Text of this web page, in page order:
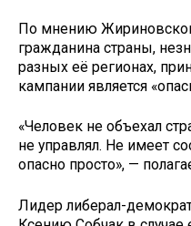
По мнению
гражданина страны,
разных её регионах,
кампании является
«Человек не объехал
не управлял. Не имеет
опасно просто», —
Лидер либерал-